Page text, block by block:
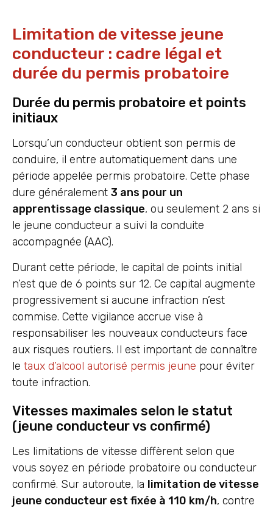
Limitation de vitesse jeune
conducteur : cadre légal et
durée du permis probatoire
Durée du permis probatoire et points
initiaux
Lorsqu’un conducteur obtient son permis de
conduire, il entre automatiquement dans une
période appelée permis probatoire. Cette phase
dure généralement 3 ans pour un
apprentissage classique, ou seulement 2 ans si
le jeune conducteur a suivi la conduite
accompagnée (AAC).
Durant cette période, le capital de points initial
n’est que de 6 points sur 12. Ce capital augmente
progressivement si aucune infraction n’est
commise. Cette vigilance accrue vise à
responsabiliser les nouveaux conducteurs face
aux risques routiers. Il est important de connaître
le taux d’alcool autorisé permis jeune pour éviter
toute infraction.
Vitesses maximales selon le statut
(jeune conducteur vs confirmé)
Les limitations de vitesse diffèrent selon que
vous soyez en période probatoire ou conducteur
confirmé. Sur autoroute, la limitation de vitesse
jeune conducteur est fixée à 110 km/h, contre